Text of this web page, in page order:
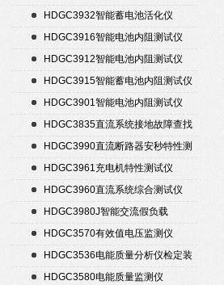
HDGC3932智能蓄电池活化仪
HDGC3916智能电池内阻测试仪
HDGC3912智能电池内阻测试仪
HDGC3915智能蓄电池内阻测试仪
HDGC3901智能电池内阻测试仪
HDGC3835直流系统接地故障查找
仪
HDGC3990直流断路器安秒特性测
试仪
HDGC3961充电机特性测试仪
HDGC3960直流系统综合测试仪
HDGC3980J智能交流假负载
HDGC3570有效值电压监测仪
HDGC3536电能质量分析仪检定装
置
HDGC3580电能质量监测仪